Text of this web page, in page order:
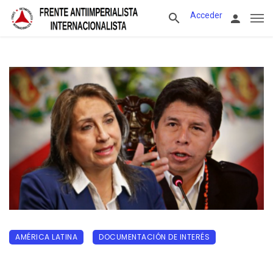
Acceder
AMÉRICA LATINA DOCUMENTACIÓN DE INTERÉS